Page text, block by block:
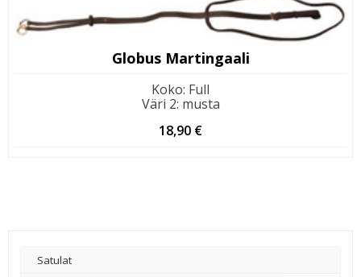
Globus Martingaali
Koko: Full
Väri 2: musta
18,90 €
Satulat